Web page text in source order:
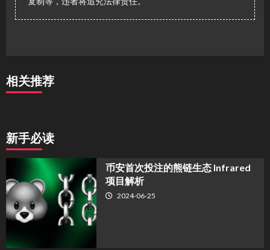
相关推荐
新手必读
币安首次投注的熊链生态 Infrared
项目解析
2024-06-25